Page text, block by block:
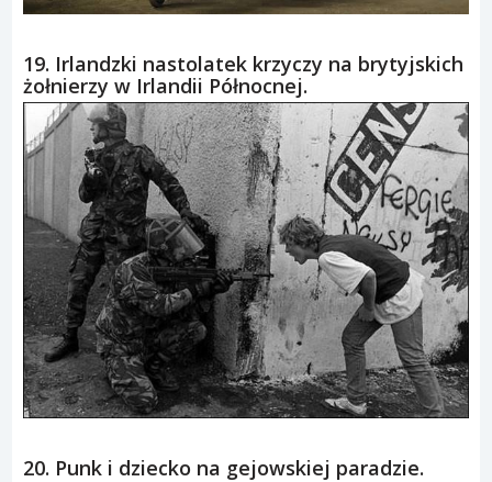
19. Irlandzki nastolatek krzyczy na brytyjskich
żołnierzy w Irlandii Północnej.
20. Punk i dziecko na gejowskiej paradzie.